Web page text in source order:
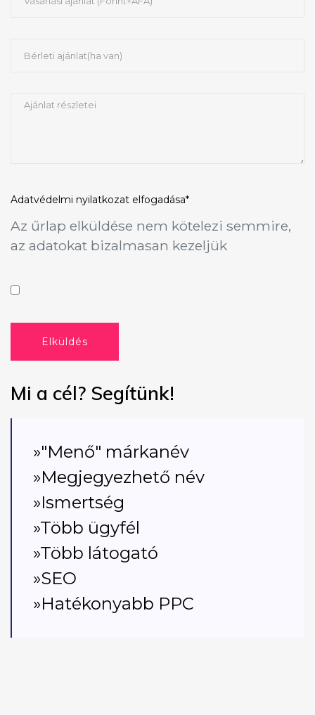
Adatvédelmi nyilatkozat elfogadása*
Az űrlap elküldése nem kötelezi semmire,
az adatokat bizalmasan kezeljük
Elküldés
Mi a cél? Segítünk!
»"Menő" márkanév
»Megjegyezhető név
»Ismertség
»Több ügyfél
»Több látogató
»SEO
»Hatékonyabb PPC